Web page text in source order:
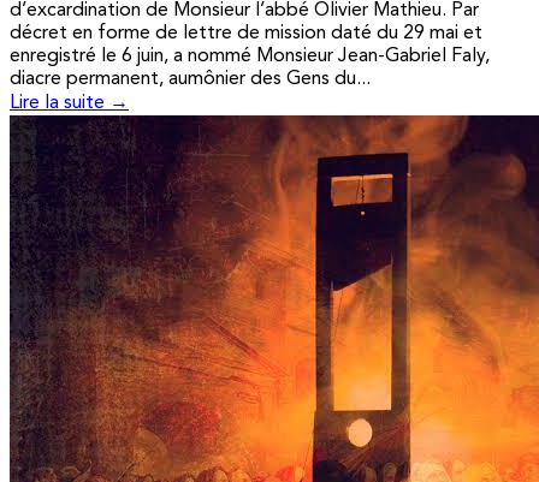
d’excardination de Monsieur l’abbé Olivier Mathieu. Par
décret en forme de lettre de mission daté du 29 mai et
enregistré le 6 juin, a nommé Monsieur Jean-Gabriel Faly,
diacre permanent, aumônier des Gens du...
Lire la suite →